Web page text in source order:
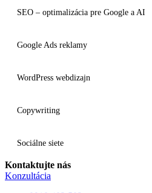
SEO – optimalizácia pre Google a AI
Google Ads reklamy
WordPress webdizajn
Copywriting
Sociálne siete
Kontaktujte nás
Konzultácia